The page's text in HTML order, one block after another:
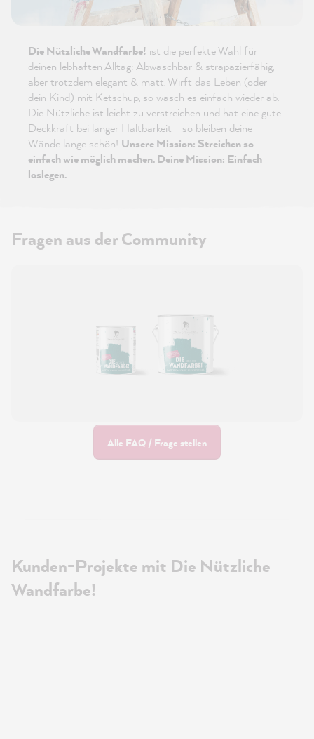
Die Nützliche Wandfarbe! ist die perfekte Wahl für
deinen lebhaften Alltag: Abwaschbar & strapazierfähig,
aber trotzdem elegant & matt. Wirft das Leben (oder
dein Kind) mit Ketschup, so wasch es einfach wieder ab.
Die Nützliche ist leicht zu verstreichen und hat eine gute
Deckkraft bei langer Haltbarkeit - so bleiben deine
Wände lange schön! Unsere Mission: Streichen so
einfach wie möglich machen. Deine Mission: Einfach
loslegen.
Fragen aus der Community
Alle FAQ / Frage stellen
Kunden-Projekte mit Die Nützliche
Wandfarbe!